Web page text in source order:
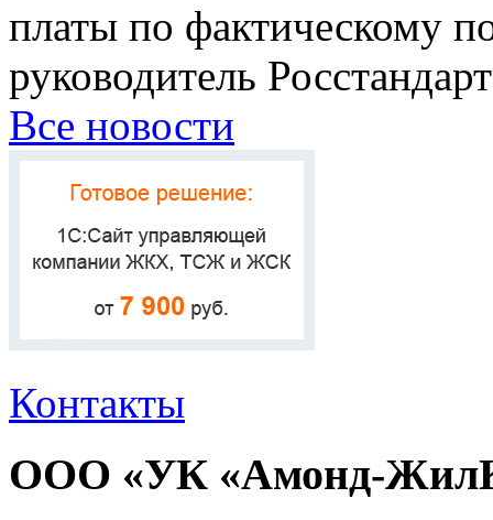
платы по фактическому
руководитель
Все новости
Контакты
ООО «УК «Амонд-